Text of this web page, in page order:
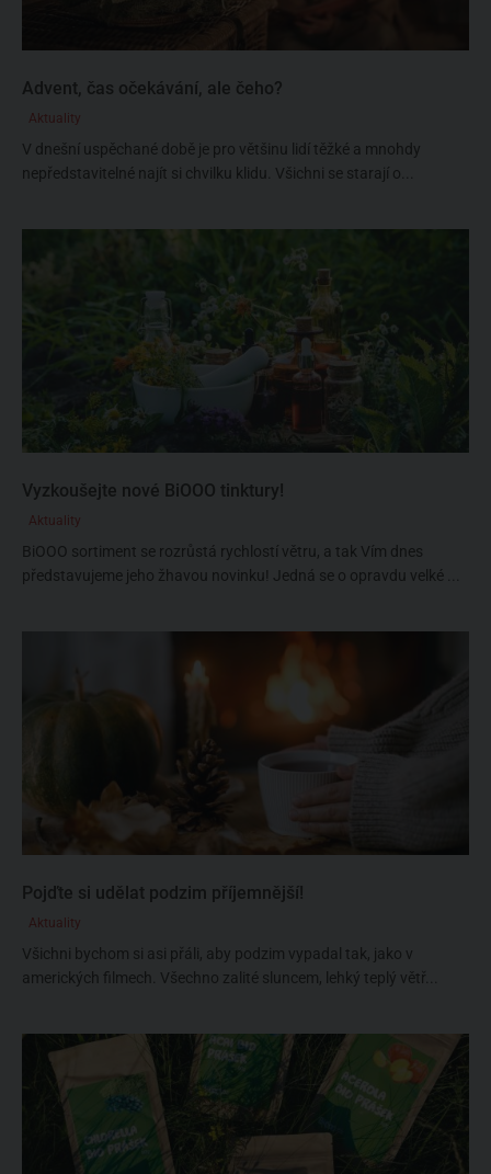
Advent, čas očekávání, ale čeho?
Aktuality
V dnešní uspěchané době je pro většinu lidí těžké a mnohdy
nepředstavitelné najít si chvilku klidu. Všichni se starají o...
Vyzkoušejte nové BiOOO tinktury!
Aktuality
BiOOO sortiment se rozrůstá rychlostí větru, a tak Vím dnes
představujeme jeho žhavou novinku! Jedná se o opravdu velké ...
Pojďte si udělat podzim příjemnější!
Aktuality
Všichni bychom si asi přáli, aby podzim vypadal tak, jako v
amerických filmech. Všechno zalité sluncem, lehký teplý větř...